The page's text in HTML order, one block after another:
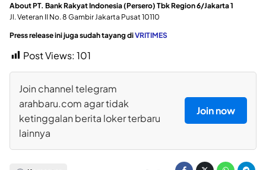
About PT. Bank Rakyat Indonesia (Persero) Tbk Region 6/Jakarta 1
Jl. Veteran II No. 8 Gambir Jakarta Pusat 10110
Press release ini juga sudah tayang diVRITIMES
Post Views: 101
Join channel telegram
arahbaru.com agar tidak
ketinggalan berita loker terbaru
lainnya
Join now